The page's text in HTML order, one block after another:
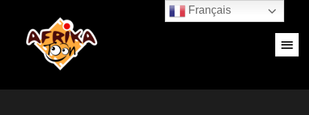
Français